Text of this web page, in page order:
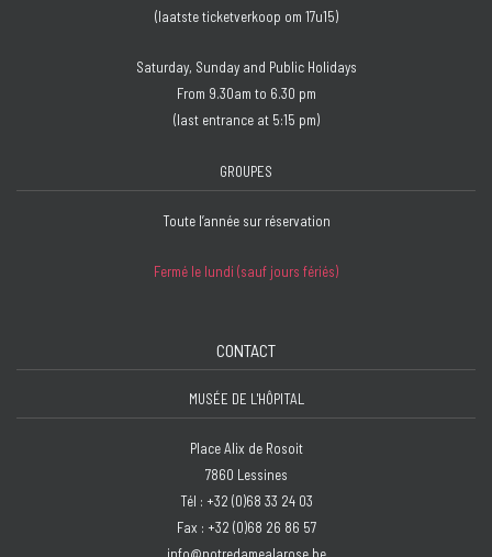
(laatste ticketverkoop om 17u15)
Saturday, Sunday and Public Holidays
From 9.30am to 6.30 pm
(last entrance at 5:15 pm)
GROUPES
Toute l’année sur réservation
Fermé le lundi (sauf jours fériés)
CONTACT
MUSÉE DE L'HÔPITAL
Place Alix de Rosoit
7860 Lessines
Tél : +32 (0)68 33 24 03
Fax : +32 (0)68 26 86 57